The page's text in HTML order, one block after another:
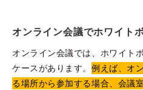
オンライン会議でホワイト
オンライン会議では、ホワイト
ケースがあります。例えば、オ
る場所から参加する場合、会議